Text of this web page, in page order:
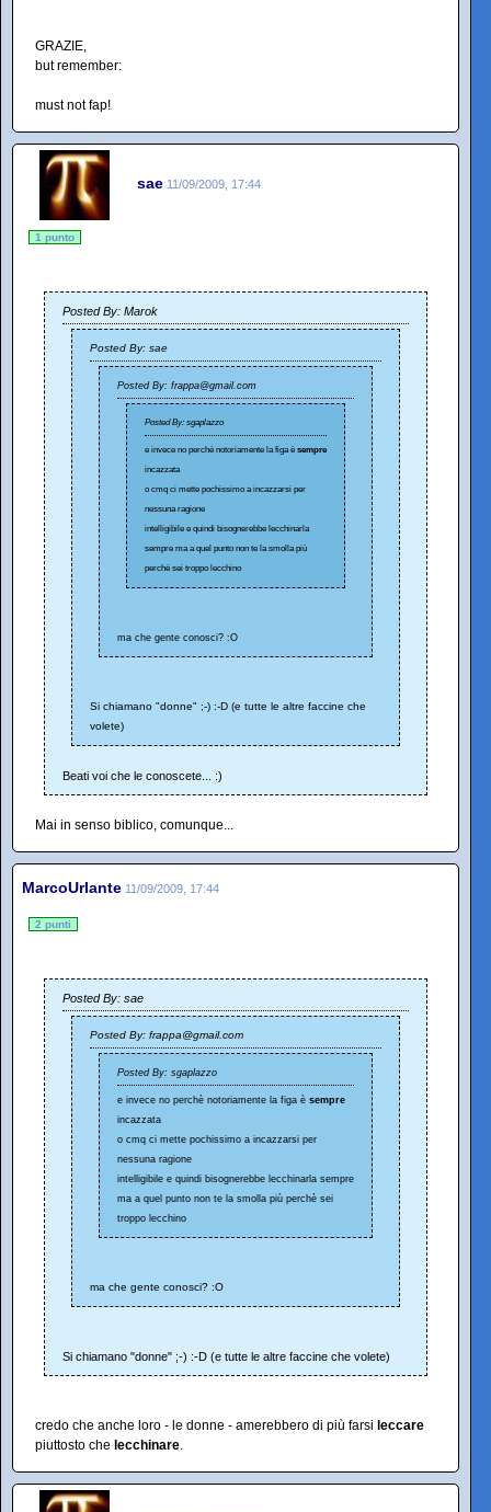
GRAZIE,
but remember:
must not fap!
sae 11/09/2009, 17:44
1 punto
Posted By: Marok
Posted By: sae
Posted By: frappa@gmail.com
Posted By: sgaplazzo
e invece no perchè notoriamente la figa è sempre
incazzata
o cmq ci mette pochissimo a incazzarsi per
nessuna ragione
intelligibile e quindi bisognerebbe lecchinarla
sempre ma a quel punto non te la smolla più
perchè sei troppo lecchino
ma che gente conosci? :O
Si chiamano "donne" ;-) :-D (e tutte le altre faccine che
volete)
Beati voi che le conoscete... :)
Mai in senso biblico, comunque...
MarcoUrlante 11/09/2009, 17:44
2 punti
Posted By: sae
Posted By: frappa@gmail.com
Posted By: sgaplazzo
e invece no perchè notoriamente la figa è sempre
incazzata
o cmq ci mette pochissimo a incazzarsi per
nessuna ragione
intelligibile e quindi bisognerebbe lecchinarla sempre
ma a quel punto non te la smolla più perchè sei
troppo lecchino
ma che gente conosci? :O
Si chiamano "donne" ;-) :-D (e tutte le altre faccine che volete)
credo che anche loro - le donne - amerebbero di più farsi leccare
piuttosto che lecchinare.